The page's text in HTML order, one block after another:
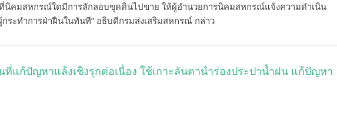
นิคมสหกรณ์ใดมีการลักลอบขุดดินไปขาย ให้ผู้อำนวยการนิคมสหกรณ์แจ้งความดำเนิน
ระทำการฝ่าฝืนในทันที” อธิบดีกรมส่งเสริมสหกรณ์ กล่าว
ที่แก้ปัญหาแล้งเชิงรุกต่อเนื่อง ใช้เกาะลันตานำร่องประปาน้ำฝน แก้ปัญหา